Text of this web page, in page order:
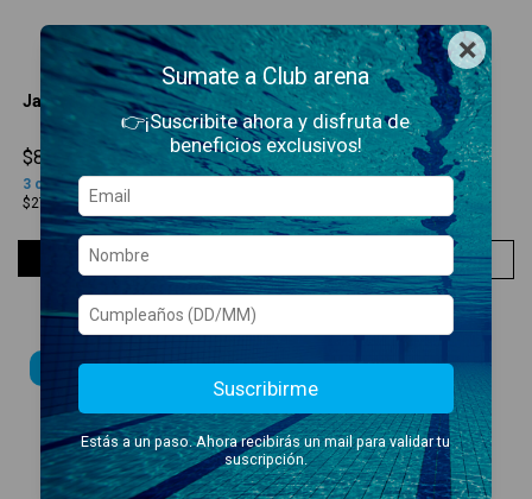
Jammer Water Maze 580
$82.900,00
3 cuotas sin interés
$27.633,33
COMPRAR
Jammer Texture 550
$76.900,00
NUEVO!
×
Sumate a Club arena
👉¡Suscribite ahora y disfruta de
beneficios exclusivos!
Suscribirme
Estás a un paso. Ahora recibirás un mail para validar tu
suscripción.